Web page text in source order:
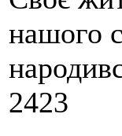
нашого
2423